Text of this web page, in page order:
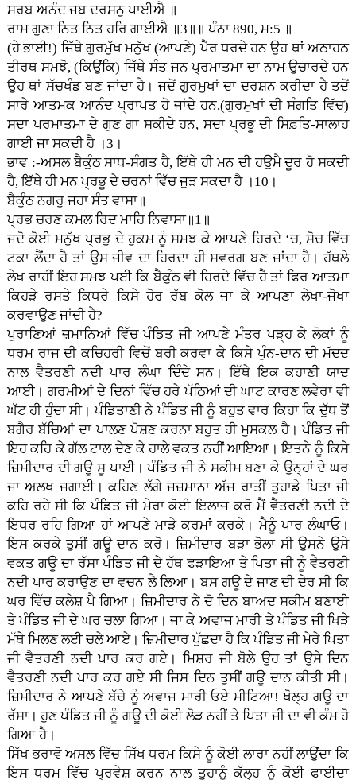
ਸਰਬ ਅਨੰਦ ਜਬ ਦਰਸਨੁ ਪਾਈਐ ॥
ਰਾਮ ਗੁਣਾ ਨਿਤ ਨਿਤ ਹਰਿ ਗਾਈਐ ॥3॥॥ ਪੰਨਾ 890, ਮ:5 ॥
(ਹੇ ਭਾਈ!) ਜਿੱਥੇ ਗੁਰਮੁੱਖ ਮਨੁੱਖ (ਆਪਣੇ) ਪੈਰ ਧਰਦੇ ਹਨ ਉਹ ਥਾਂ ਅਠਾਹਠ
ਤੀਰਥ ਸਮਝੋ, (ਕਿਉਂਕਿ) ਜਿੱਥੇ ਸੰਤ ਜਨ ਪ੍ਰਮਾਤਮਾ ਦਾ ਨਾਮ ਉਚਾਰਦੇ ਹਨ
ਉਹ ਥਾਂ ਸੱਚਖੰਡ ਬਣ ਜਾਂਦਾ ਹੈ। ਜਦੋਂ ਗੁਰਮੁਖਾਂ ਦਾ ਦਰਸ਼ਨ ਕਰੀਦਾ ਹੈ ਤਦੋਂ
ਸਾਰੇ ਆਤਮਕ ਆਨੰਦ ਪ੍ਰਾਪਤ ਹੋ ਜਾਂਦੇ ਹਨ,(ਗੁਰਮੁਖਾਂ ਦੀ ਸੰਗਤਿ ਵਿੱਚ)
ਸਦਾ ਪਰਮਾਤਮਾ ਦੇ ਗੁਣ ਗਾ ਸਕੀਦੇ ਹਨ, ਸਦਾ ਪ੍ਰਭੂ ਦੀ ਸਿਫ਼ਤਿ-ਸਾਲਾਹ
ਗਾਈ ਜਾ ਸਕਦੀ ਹੈ ।3।
ਭਾਵ :-ਅਸਲ ਬੈਕੁੰਠ ਸਾਧ-ਸੰਗਤ ਹੈ, ਇੱਥੇ ਹੀ ਮਨ ਦੀ ਹਉਮੈ ਦੂਰ ਹੋ ਸਕਦੀ
ਹੈ, ਇੱਥੇ ਹੀ ਮਨ ਪ੍ਰਭੂ ਦੇ ਚਰਨਾਂ ਵਿੱਚ ਜੁੜ ਸਕਦਾ ਹੈ ।10।
ਬੈਕੁੰਠ ਨਗਰੁ ਜਹਾ ਸੰਤ ਵਾਸਾ॥
ਪ੍ਰਭ ਚਰਣ ਕਮਲ ਰਿਦ ਮਾਹਿ ਨਿਵਾਸਾ॥1॥
ਜਦੋ ਕੋਈ ਮਨੁੱਖ ਪ੍ਰਭੁ ਦੇ ਹੁਕਮ ਨੂੰ ਸਮਝ ਕੇ ਆਪਣੇ ਹਿਰਦੇ ‘ਚ, ਸੋਚ ਵਿੱਚ
ਟਕਾ ਲੈਂਦਾ ਹੈ ਤਾਂ ਉਸ ਜੀਵ ਦਾ ਹਿਰਦਾ ਹੀ ਸਵਰਗ ਬਣ ਜਾਂਦਾ ਹੈ। ਹੱਥਲੇ
ਲੇਖ ਰਾਹੀਂ ਇਹ ਸਮਝ ਪਈ ਕਿ ਬੈਕੁੰਠ ਵੀ ਹਿਰਦੇ ਵਿੱਚ ਹੈ ਤਾਂ ਫਿਰ ਆਤਮਾ
ਕਿਹੜੇ ਰਸਤੇ ਕਿਧਰੇ ਕਿਸੇ ਹੋਰ ਰੱਬ ਕੋਲ ਜਾ ਕੇ ਆਪਣਾ ਲੇਖਾ-ਜੋਖਾ
ਕਰਵਾਉਣ ਜਾਂਦੀ ਹੈ?
ਪੁਰਾਣਿਆਂ ਜ਼ਮਾਨਿਆਂ ਵਿੱਚ ਪੰਡਿਤ ਜੀ ਆਪਣੇ ਮੰਤਰ ਪੜ੍ਹ ਕੇ ਲੋਕਾਂ ਨੂੰ
ਧਰਮ ਰਾਜ ਦੀ ਕਚਿਹਰੀ ਵਿਚੋਂ ਬਰੀ ਕਰਵਾ ਕੇ ਕਿਸੇ ਪੁੰਨ-ਦਾਨ ਦੀ ਮੱਦਦ
ਨਾਲ ਵੈਤਰਣੀ ਨਦੀ ਪਾਰ ਲੰਘਾ ਦਿੰਦੇ ਸਨ। ਇੱਥੇ ਇਕ ਕਹਾਣੀ ਯਾਦ
ਆਈ। ਗਰਮੀਆਂ ਦੇ ਦਿਨਾਂ ਵਿੱਚ ਹਰੇ ਪੱਠਿਆਂ ਦੀ ਘਾਟ ਕਾਰਣ ਲਵੇਰਾ ਵੀ
ਘੱਟ ਹੀ ਹੁੰਦਾ ਸੀ। ਪੰਡਿਤਾਣੀ ਨੇ ਪੰਡਿਤ ਜੀ ਨੂੰ ਬਹੁਤ ਵਾਰ ਕਿਹਾ ਕਿ ਦੁੱਧ ਤੋਂ
ਬਗੈਰ ਬੱਚਿਆਂ ਦਾ ਪਾਲਣ ਪੋਸ਼ਣ ਕਰਨਾ ਬਹੁਤ ਹੀ ਮੁਸਕਲ ਹੈ। ਪੰਡਿਤ ਜੀ
ਇਹ ਕਹਿ ਕੇ ਗੱਲ ਟਾਲ ਦੇਣ ਕੇ ਹਾਲੇ ਵਕਤ ਨਹੀਂ ਆਇਆ। ਇਤਨੇ ਨੂੰ ਕਿਸੇ
ਜ਼ਿਮੀਦਾਰ ਦੀ ਗਊ ਸੂ ਪਾਈ। ਪੰਡਿਤ ਜੀ ਨੇ ਸਕੀਮ ਬਣਾ ਕੇ ਉਨ੍ਹਾਂ ਦੇ ਘਰ
ਜਾ ਅਲਖ ਜਗਾਈ। ਕਹਿਣ ਲੱਗੇ ਜਜ਼ਮਾਨਾ ਅੱਜ ਰਾਤੀਂ ਤੁਹਾਡੇ ਪਿਤਾ ਜੀ
ਕਹਿ ਰਹੇ ਸੀ ਕਿ ਪੰਡਿਤ ਜੀ ਮੇਰਾ ਕੋਈ ਇਲਾਜ ਕਰੋ ਮੈਂ ਵੈਤਰਣੀ ਨਦੀ ਦੇ
ਇਧਰ ਰਹਿ ਗਿਆ ਹਾਂ ਆਪਣੇ ਮਾੜੇ ਕਰਮਾਂ ਕਰਕੇ। ਮੈਨੂੰ ਪਾਰ ਲੰਘਾਓ।
ਇਸ ਕਰਕੇ ਤੁਸੀਂ ਗਊ ਦਾਨ ਕਰੋ। ਜ਼ਿਮੀਦਾਰ ਬੜਾ ਭੋਲਾ ਸੀ ਉਸਨੇ ਉਸੇ
ਵਕਤ ਗਊ ਦਾ ਰੱਸਾ ਪੰਡਿਤ ਜੀ ਦੇ ਹੱਥ ਫੜਾਇਆ ਤੇ ਪਿਤਾ ਜੀ ਨੂੰ ਵੈਤਰਣੀ
ਨਦੀ ਪਾਰ ਕਰਾਉਣ ਦਾ ਵਚਨ ਲੈ ਲਿਆ। ਬਸ ਗਊ ਦੇ ਜਾਣ ਦੀ ਦੇਰ ਸੀ ਕਿ
ਘਰ ਵਿੱਚ ਕਲੇਸ਼ ਪੈ ਗਿਆ। ਜ਼ਿਮੀਦਾਰ ਨੇ ਦੋ ਦਿਨ ਬਾਅਦ ਸਕੀਮ ਬਣਾਈ
ਤੇ ਪੰਡਿਤ ਜੀ ਦੇ ਘਰ ਚਲਾ ਗਿਆ। ਜਾ ਕੇ ਅਵਾਜ ਮਾਰੀ ਤੇ ਪੰਡਿਤ ਜੀ ਖਿੜੇ
ਮੱਥੇ ਮਿਲਣ ਲਈ ਚਲੇ ਆਏ। ਜ਼ਿਮੀਦਾਰ ਪੁੱਛਦਾ ਹੈ ਕਿ ਪੰਡਿਤ ਜੀ ਮੇਰੇ ਪਿਤਾ
ਜੀ ਵੈਤਰਣੀ ਨਦੀ ਪਾਰ ਕਰ ਗਏ। ਮਿਸ਼ਰ ਜੀ ਬੋਲੇ ਉਹ ਤਾਂ ਉਸੇ ਦਿਨ
ਵੈਤਰਣੀ ਨਦੀ ਪਾਰ ਕਰ ਗਏ ਸੀ ਜਿਸ ਦਿਨ ਤੁਸੀਂ ਗਊ ਦਾਨ ਕੀਤੀ ਸੀ।
ਜ਼ਿਮੀਦਾਰ ਨੇ ਆਪਣੇ ਬੱਚੇ ਨੂੰ ਅਵਾਜ ਮਾਰੀ ਓਏ ਮੀਟਿਆ! ਖੋਲ੍ਹ ਗਊ ਦਾ
ਰੱਸਾ। ਹੁਣ ਪੰਡਿਤ ਜੀ ਨੂੰ ਗਊ ਦੀ ਕੋਈ ਲੋੜ ਨਹੀਂ ਤੇ ਪਿਤਾ ਜੀ ਦਾ ਵੀ ਕੰਮ ਹੋ
ਗਿਆ ਹੈ।
ਸਿੱਖ ਭਰਾਵੋ ਅਸਲ ਵਿੱਚ ਸਿੱਖ ਧਰਮ ਕਿਸੇ ਨੂੰ ਕੋਈ ਲਾਰਾ ਨਹੀਂ ਲਾਉਂਦਾ ਕਿ
ਇਸ ਧਰਮ ਵਿੱਚ ਪ੍ਰਵੇਸ਼ ਕਰਨ ਨਾਲ ਤੁਹਾਨੂੰ ਕੱਲ੍ਹ ਨੂੰ ਕੋਈ ਫਾਈਦਾ